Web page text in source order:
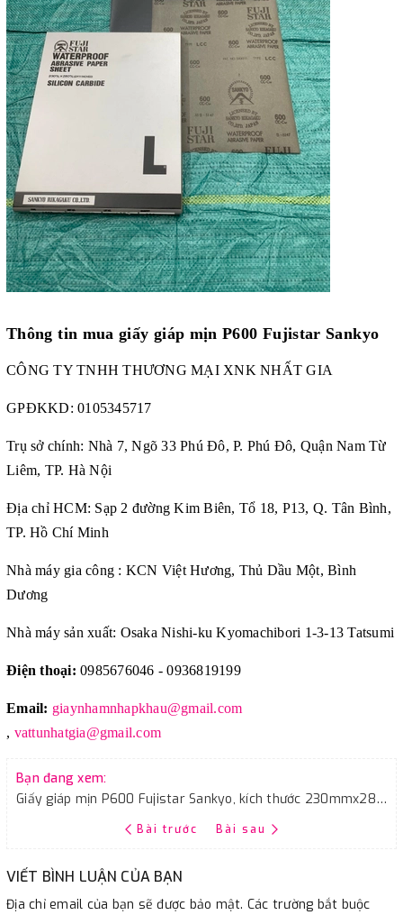
Thông tin mua giấy giáp mịn P600 Fujistar Sankyo
CÔNG TY TNHH THƯƠNG MẠI XNK NHẤT GIA
GPĐKKD: 0105345717
Trụ sở chính: Nhà 7, Ngõ 33 Phú Đô, P. Phú Đô, Quận Nam Từ
Liêm, TP. Hà Nội
Địa chỉ HCM: Sạp 2 đường Kim Biên, Tổ 18, P13, Q. Tân Bình,
TP. Hồ Chí Minh
Nhà máy gia công : KCN Việt Hương, Thủ Dầu Một, Bình
Dương
Nhà máy sản xuất: Osaka Nishi-ku Kyomachibori 1-3-13 Tatsumi
Điện thoại: 0985676046 - 0936819199
Email: giaynhamnhapkhau@gmail.com
, vattunhatgia@gmail.com
Bạn đang xem:
Giấy giáp mịn P600 Fujistar Sankyo, kích thước 230mmx280mm màu đen
Bài trước Bài sau
VIẾT BÌNH LUẬN CỦA BẠN
Địa chỉ email của bạn sẽ được bảo mật. Các trường bắt buộc